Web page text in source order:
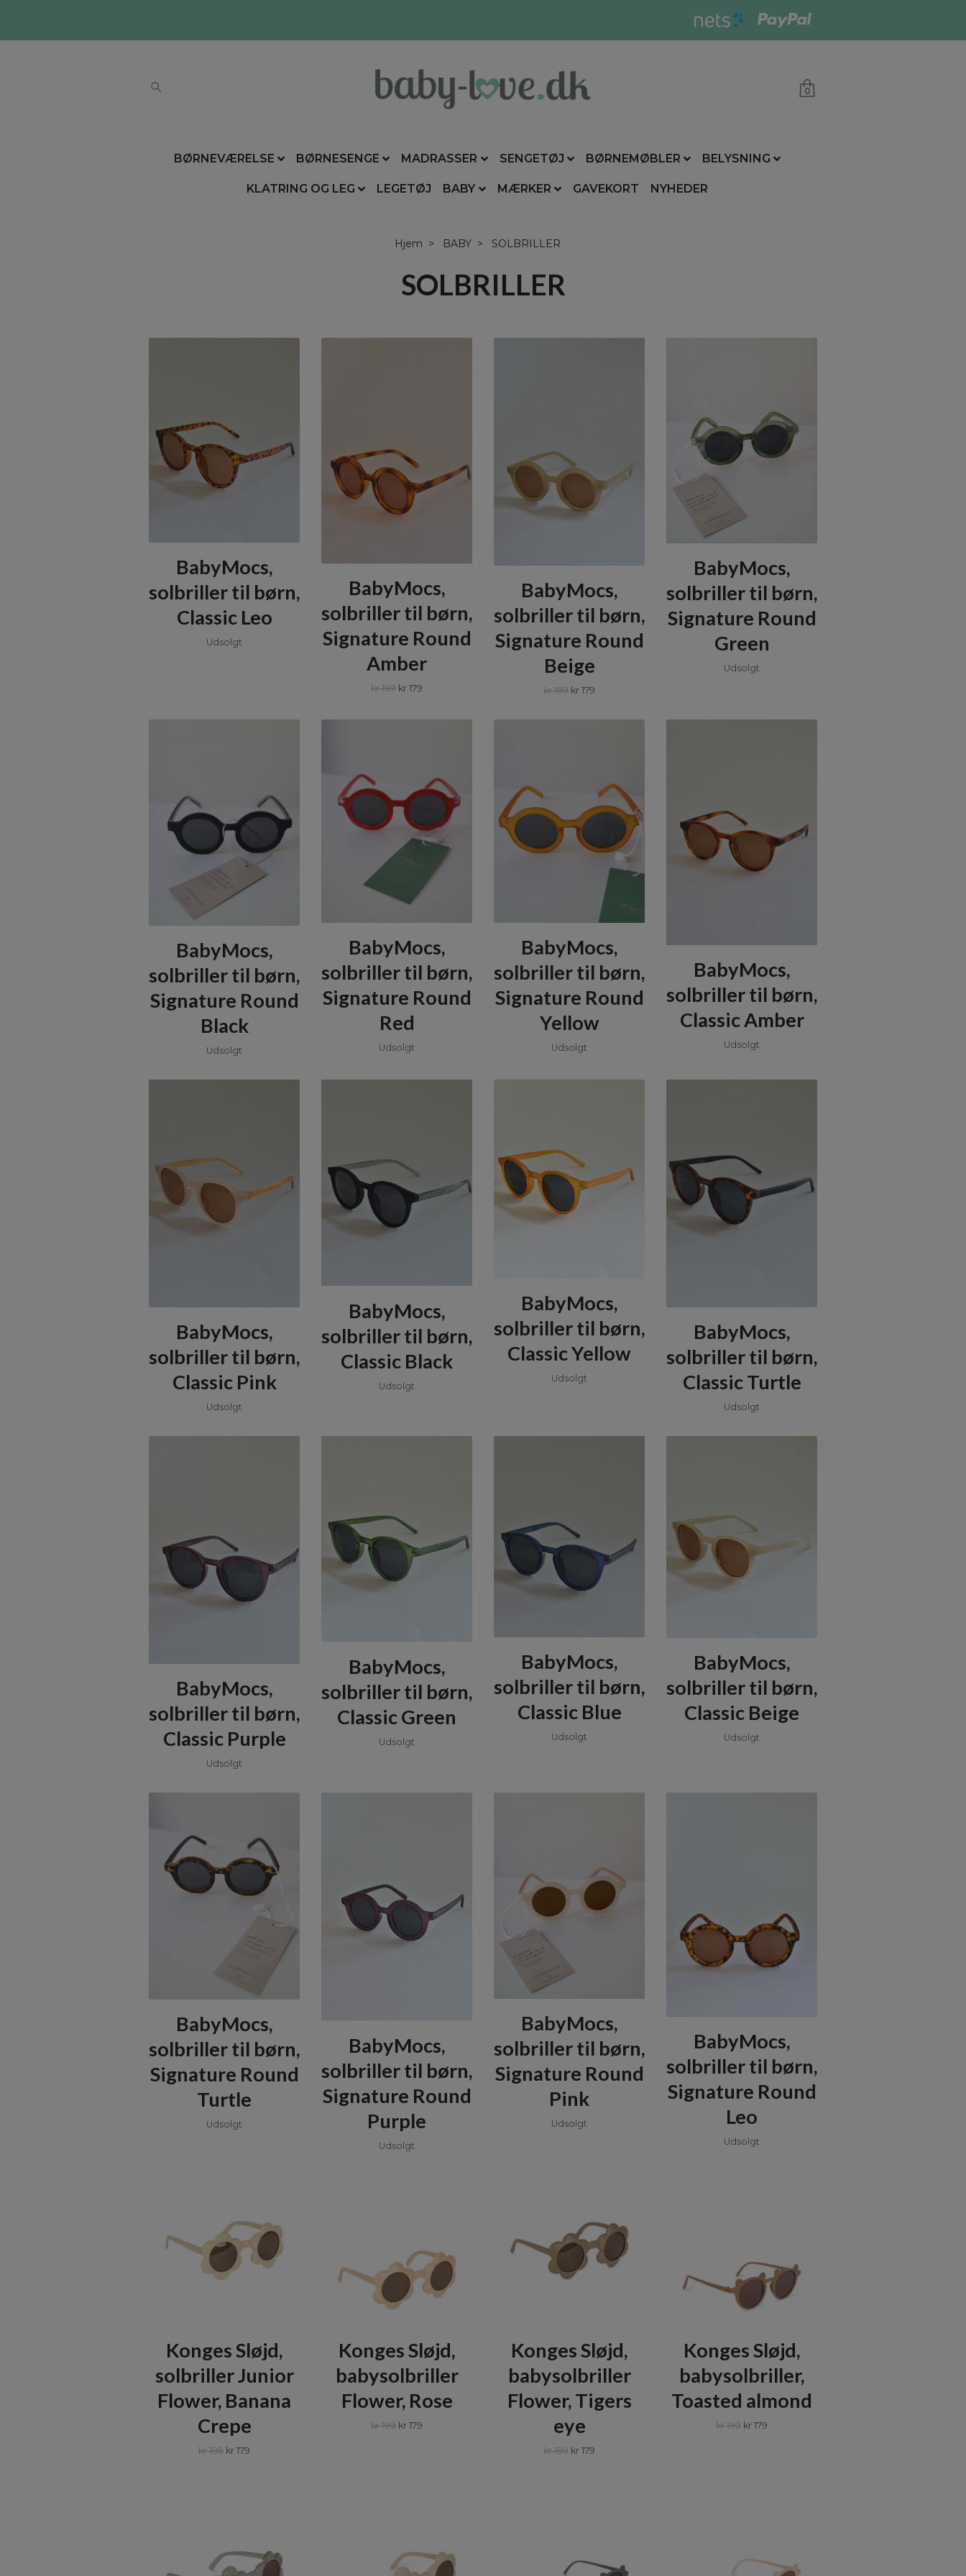
0
BØRNEVÆRELSE BØRNESENGE MADRASSER SENGETØJ BØRNEMØBLER BELYSNING
KLATRING OG LEG LEGETØJ BABY MÆRKER GAVEKORT NYHEDER
Hjem BABY SOLBRILLER
SOLBRILLER
BabyMocs,
solbriller til børn,
Classic Leo
Udsolgt
BabyMocs,
solbriller til børn,
Signature Round
Amber
kr 199 kr 179
BabyMocs,
solbriller til børn,
Signature Round
Beige
kr 199 kr 179
BabyMocs,
solbriller til børn,
Signature Round
Green
Udsolgt
BabyMocs,
solbriller til børn,
Signature Round
Black
Udsolgt
BabyMocs,
solbriller til børn,
Signature Round
Red
Udsolgt
BabyMocs,
solbriller til børn,
Signature Round
Yellow
Udsolgt
BabyMocs,
solbriller til børn,
Classic Amber
Udsolgt
BabyMocs,
solbriller til børn,
Classic Pink
Udsolgt
BabyMocs,
solbriller til børn,
Classic Black
Udsolgt
BabyMocs,
solbriller til børn,
Classic Yellow
Udsolgt
BabyMocs,
solbriller til børn,
Classic Turtle
Udsolgt
BabyMocs,
solbriller til børn,
Classic Purple
Udsolgt
BabyMocs,
solbriller til børn,
Classic Green
Udsolgt
BabyMocs,
solbriller til børn,
Classic Blue
Udsolgt
BabyMocs,
solbriller til børn,
Classic Beige
Udsolgt
BabyMocs,
solbriller til børn,
Signature Round
Turtle
Udsolgt
BabyMocs,
solbriller til børn,
Signature Round
Purple
Udsolgt
BabyMocs,
solbriller til børn,
Signature Round
Pink
Udsolgt
BabyMocs,
solbriller til børn,
Signature Round
Leo
Udsolgt
Konges Sløjd,
solbriller Junior
Flower, Banana
Crepe
kr 199 kr 179
Konges Sløjd,
babysolbriller
Flower, Rose
kr 199 kr 179
Konges Sløjd,
babysolbriller
Flower, Tigers
eye
kr 199 kr 179
Konges Sløjd,
babysolbriller,
Toasted almond
kr 199 kr 179